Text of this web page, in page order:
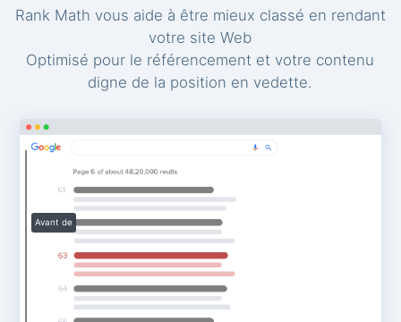
Rank Math vous aide à être mieux classé en rendant
votre site Web
Optimisé pour le référencement et votre contenu
digne de la position en vedette.
Avant de